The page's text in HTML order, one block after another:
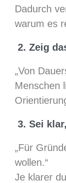
Dadurch
warum es
2. Zeig
„Von
Menschen
3. Sei
„Für
wollen.“
Je klarer